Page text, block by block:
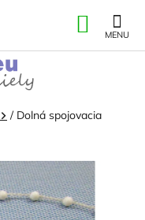
KOŠÍK
/ Dolná spojovacia